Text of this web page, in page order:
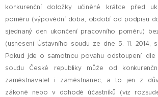
konkurenční doložky učiněné krátce před
poměru (výpovědní doba, období od podpisu
sjednaný den ukončení pracovního poměru)
(usnesení Ústavního soudu ze dne 5. 11. 2014,
Pokud jde o samotnou povahu odstoupení, dle
soudu České republiky může od
zaměstnavatel i zaměstnanec, a to jen z
zákoně nebo v dohodě účastníků (viz